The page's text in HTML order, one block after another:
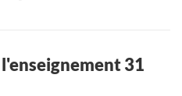
31